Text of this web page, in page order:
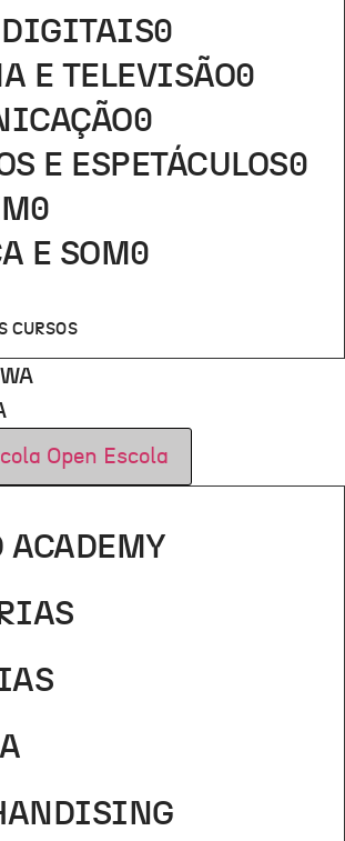
DIGITAIS0
E TELEVISÃO0
0
E ESPETÁCULOS0
0
E SOM0
CURSOS
Open Escola
ACADEMY